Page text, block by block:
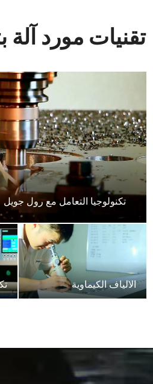
تقنيات مورد آلة
تكنولوجيا التعامل مع رول جويل
الالياف الكيماوية